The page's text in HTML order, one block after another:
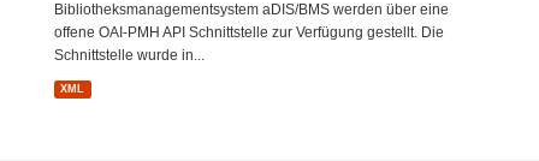
Bibliotheksmanagementsystem aDIS/BMS werden über eine
offene OAI-PMH API Schnittstelle zur Verfügung gestellt. Die
Schnittstelle wurde in...
XML